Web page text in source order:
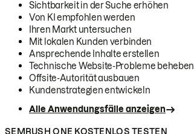
Sichtbarkeit in der Suche erhöhen
Von KI empfohlen werden
Ihren Markt untersuchen
Mit lokalen Kunden verbinden
Ansprechende Inhalte erstellen
Technische Website-Probleme beheben
Offsite-Autorität ausbauen
Kundenstrategien entwickeln
Alle Anwendungsfälle anzeigen
SEMRUSH ONE KOSTENLOS TESTEN